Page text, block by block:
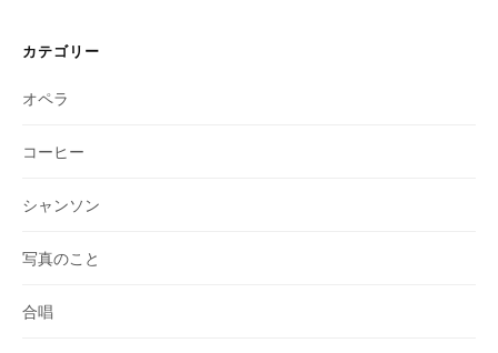
カテゴリー
オペラ
コーヒー
シャンソン
写真のこと
合唱